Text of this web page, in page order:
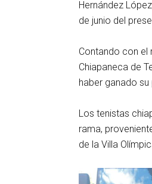
Hernández
de junio del
Contando con el
Chiapaneca de
haber ganado
Los tenistas
rama,
de la Villa